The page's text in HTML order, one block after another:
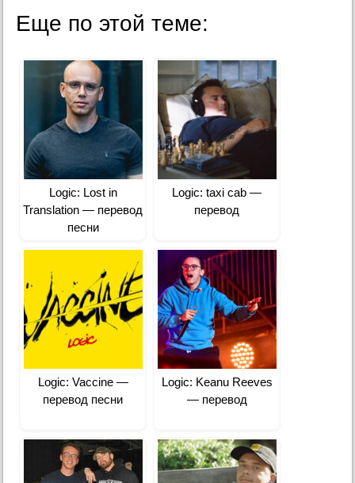
Еще по этой теме:
Logic: Lost in
Translation — перевод
песни
Logic: ​taxi cab —
перевод
Logic: Vaccine —
перевод песни
Logic: Keanu Reeves
— перевод